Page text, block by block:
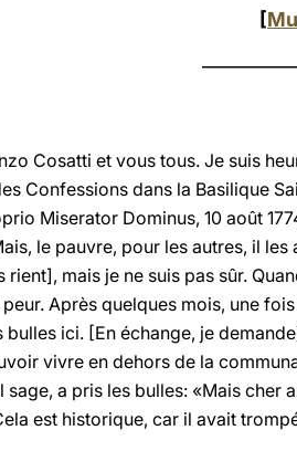
[
Cosatti et vous tous. Je suis
Confessions dans la Basilique
Miserator Dominus, 10 août
le pauvre, pour les autres, il
mais je ne suis pas sûr.
Après quelques mois, une
bulles ici. [En échange, je
vivre en dehors de la
sage, a pris les bulles: «Mais
est historique, car il avait